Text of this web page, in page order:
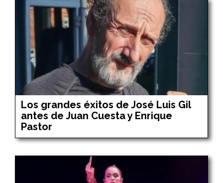
Los grandes éxitos de José Luis Gil
antes de Juan Cuesta y Enrique
Pastor